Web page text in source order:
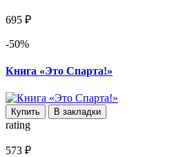
695 ₽
-50%
Книга «Это Спарта!»
Купить В закладки
rating
573 ₽